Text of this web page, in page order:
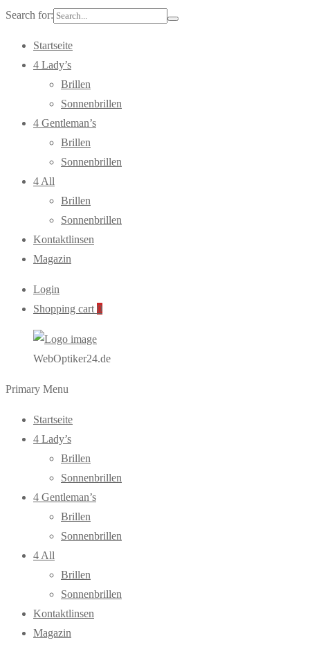
Search for:
Startseite
4 Lady’s
Brillen
Sonnenbrillen
4 Gentleman’s
Brillen
Sonnenbrillen
4 All
Brillen
Sonnenbrillen
Kontaktlinsen
Magazin
Login
Shopping cart 0
WebOptiker24.de
Primary Menu
Startseite
4 Lady’s
Brillen
Sonnenbrillen
4 Gentleman’s
Brillen
Sonnenbrillen
4 All
Brillen
Sonnenbrillen
Kontaktlinsen
Magazin